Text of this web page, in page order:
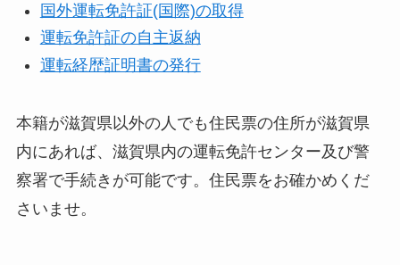
国外運転免許証(国際)の取得
運転免許証の自主返納
運転経歴証明書の発行
本籍が滋賀県以外の人でも住民票の住所が滋賀県
内にあれば、滋賀県内の運転免許センター及び警
察署で手続きが可能です。住民票をお確かめくだ
さいませ。